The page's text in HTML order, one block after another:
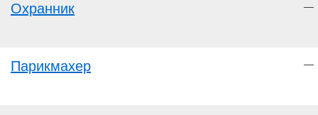
Охранник —
Парикмахер —